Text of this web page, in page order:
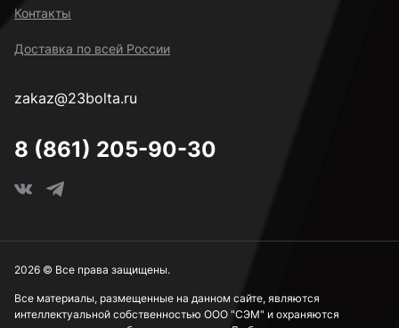
Контакты
Доставка по всей России
zakaz@23bolta.ru
8 (861) 205-90-30
Все материалы, размещенные на данном сайте, являются
интеллектуальной собственностью ООО "СЭМ" и охраняются
2026 © Все права защищены.